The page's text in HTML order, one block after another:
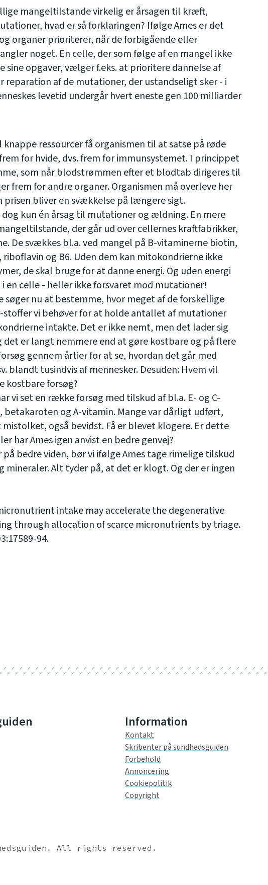
mangeltilstande virkelig er årsagen til kræft,
hvad er så forklaringen? Ifølge Ames er det
organer prioriterer, når de forbigående eller
noget. En celle, der som følge af en mangel ikke
sine opgaver, vælger f.eks. at prioritere dannelse af
reparation af de mutationer, der ustandseligt sker - i
levetid undergår hvert eneste gen 100 milliarder
knappe ressourcer få organismen til at satse på røde
for hvide, dvs. frem for immunsystemet. I princippet
som når blodstrømmen efter et blodtab dirigeres til
frem for andre organer. Organismen må overleve her
prisen bliver en svækkelse på længere sigt.
kun én årsag til mutationer og ældning. En mere
der går ud over cellernes kraftfabrikker,
De svækkes bl.a. ved mangel på B-vitaminerne biotin,
og B6. Uden dem kan mitokondrierne ikke
de skal bruge for at danne energi. Og uden energi
en celle - heller ikke forsvaret mod mutationer!
søger nu at bestemme, hvor meget af de forskellige
vi behøver for at holde antallet af mutationer
intakte. Det er ikke nemt, men det lader sig
det er langt nemmere end at gøre kostbare og på flere
gennem årtier for at se, hvordan det går med
blandt tusindvis af mennesker. Desuden: Hvem vil
kostbare forsøg?
vi set en række forsøg med tilskud af bl.a. E- og C-
betakaroten og A-vitamin. Mange var dårligt udført,
også bevidst. Få er blevet klogere. Er dette
har Ames igen anvist en bedre genvej?
på bedre viden, bør vi ifølge Ames tage rimelige tilskud
mineraler. Alt tyder på, at det er klogt. Og der er ingen
intake may accelerate the degenerative
through allocation of scarce micronutrients by triage.
94.
Information
Kontakt
Skribenter på sundhedsguiden
Forbehold
Annoncering
Cookiepolitik
Copyright
All rights reserved.